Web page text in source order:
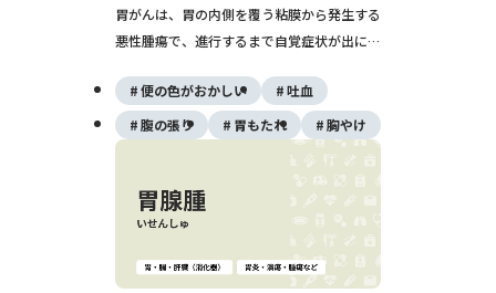
胃がんは、胃の内側を覆う粘膜から発生する
悪性腫瘍で、進行するまで自覚症状が出にく
染、食生活、遺伝などが挙げられ、早期発見
が予後を大きく左右します。内視鏡による検
診と、病変の広がりに応じた治療（内視鏡切
除・外科手術・化学療法）が重要です。
便の色がおかしい
吐血
腹の張り
胃もたれ 胸やけ